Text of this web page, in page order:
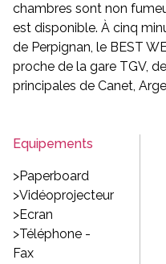
chambres sont non
est disponible. À cinq
de Perpignan, le BEST
proche de la gare TGV,
principales de Canet,
Equipements
>Paperboard
>Vidéoprojecteur
>Ecran
>Téléphone -
Fax